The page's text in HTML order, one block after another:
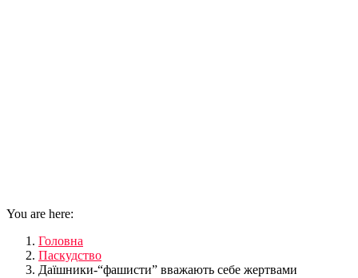
You are here:
Головна
Паскудство
Даїшники-“фашисти” вважають себе жертвами